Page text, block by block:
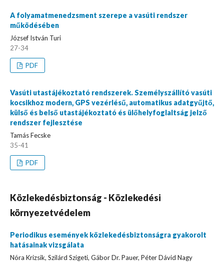
A folyamatmenedzsment szerepe a vasúti rendszer
működésében
József István Turi
27-34
PDF
Vasúti utastájékoztató rendszerek. Személyszállító vasúti
kocsikhoz modern, GPS vezérlésű, automatikus adatgyűjtő,
külső és belső utastájékoztató és ülőhelyfoglaltság jelző
rendszer fejlesztése
Tamás Fecske
35-41
PDF
Közlekedésbiztonság - Közlekedési
környezetvédelem
Periodikus események közlekedésbiztonságra gyakorolt
hatásainak vizsgálata
Nóra Krizsik, Szilárd Szigeti, Gábor Dr. Pauer, Péter Dávid Nagy